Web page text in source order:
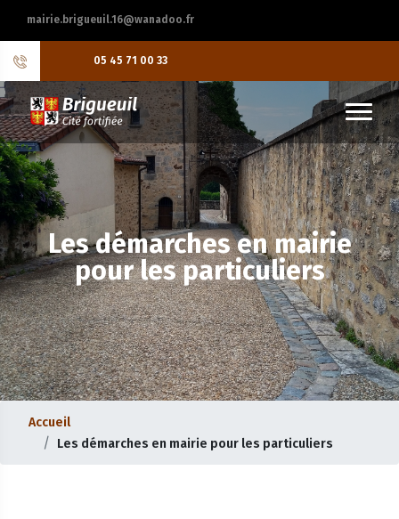
mairie.brigueuil.16@wanadoo.fr
05 45 71 00 33
Les démarches en mairie
pour les particuliers
Accueil
Les démarches en mairie pour les particuliers